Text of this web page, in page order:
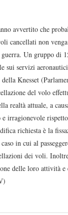
avvertito che
cancellati non
Un gruppo di
sui servizi
Knesset
del volo
realtà attuale, a
irragionevole
richiesta è la
in cui al
dei voli.
delle loro attività